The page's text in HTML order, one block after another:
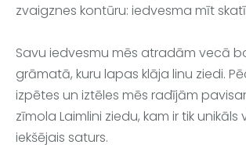
zvaigznes kontūru: iedvesma mīt
Savu iedvesmu mēs atradām vecā
grāmatā, kuru lapas klāja linu ziedi.
izpētes un iztēles mēs radījām
zīmola Laimlini ziedu, kam ir tik unikāls
iekšējais saturs.